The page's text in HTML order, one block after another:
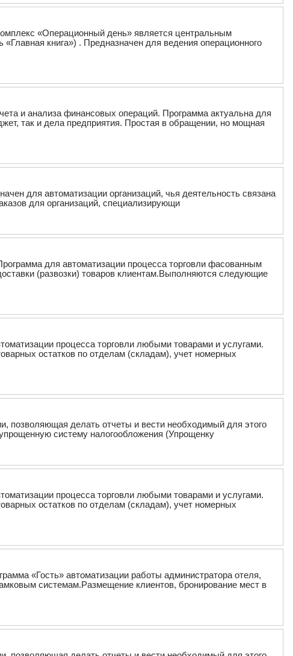
«Операционный день» является центральным
книга») . Предназначен для ведения операционного
и анализа финансовых операций. Программа актуальна для
так и дела предприятия. Простая в обращении, но мощная
для автоматизации организаций, чья деятельность связана
для организаций, специализирующи
для автоматизации процесса торговли фасованным
(развозки) товаров клиентам.Выполняются следующие
процесса торговли любыми товарами и услугами.
остатков по отделам (складам), учет номерных
позволяющая делать отчеты и вести необходимый для этого
систему налогообложения (Упрощенку
процесса торговли любыми товарами и услугами.
остатков по отделам (складам), учет номерных
«Гость» автоматизации работы администратора отеля,
системам.Размещение клиентов, бронирование мест в